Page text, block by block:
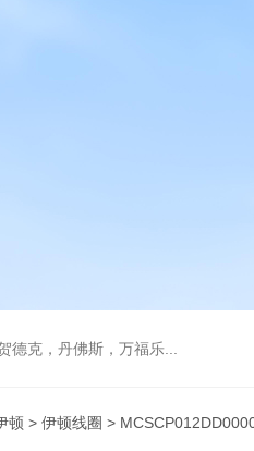
德克，丹佛斯，万福乐...
顿 > 伊顿线圈 >